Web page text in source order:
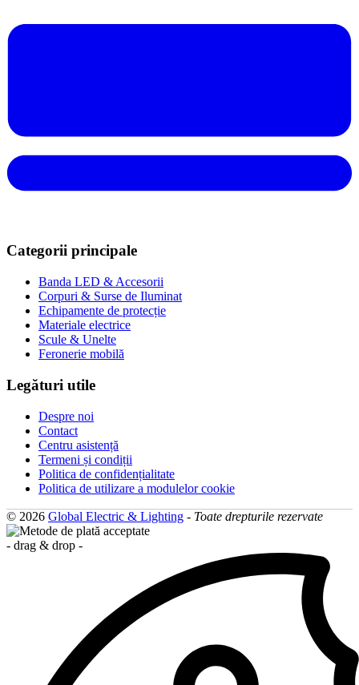
Categorii principale
Banda LED & Accesorii
Corpuri & Surse de Iluminat
Echipamente de protecție
Materiale electrice
Scule & Unelte
Feronerie mobilă
Legături utile
Despre noi
Contact
Centru asistență
Termeni și condiții
Politica de confidențialitate
Politica de utilizare a modulelor cookie
© 2026 Global Electric & Lighting - Toate drepturile rezervate
- drag & drop -